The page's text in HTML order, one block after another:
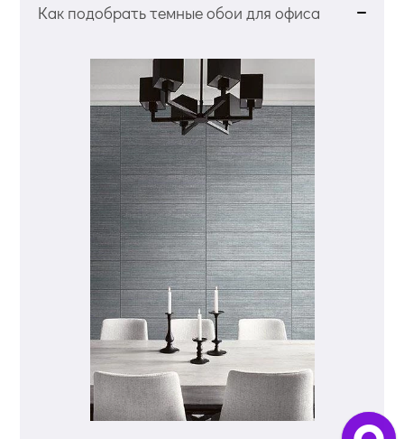
Как подобрать темные обои для офиса